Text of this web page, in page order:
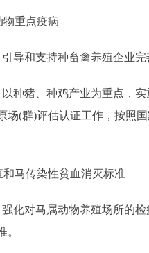
重点疫病
和支持种畜禽养殖企业完
猪、种鸡产业为重点，实
场(群)评估认证工作，按照
马传染性贫血消灭标准
对马属动物养殖场所的检
。